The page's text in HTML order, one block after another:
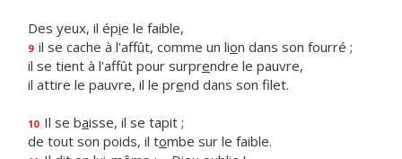
Des yeux, il épie le faible,
9 il se cache à l'affût, comme un lion dans son fourré ;
il se tient à l'affût pour surprendre le pauvre,
il attire le pauvre, il le prend dans son filet.
10 Il se baisse, il se tapit ;
de tout son poids, il tombe sur le faible.